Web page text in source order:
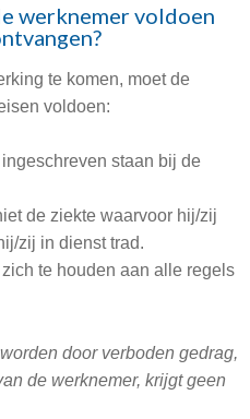
werknemer voldoen
te komen, moet de
voldoen:
staan bij de
de ziekte waarvoor hij/zij
zij in dienst trad.
te houden aan alle regels
door verboden gedrag,
de werknemer, krijgt geen